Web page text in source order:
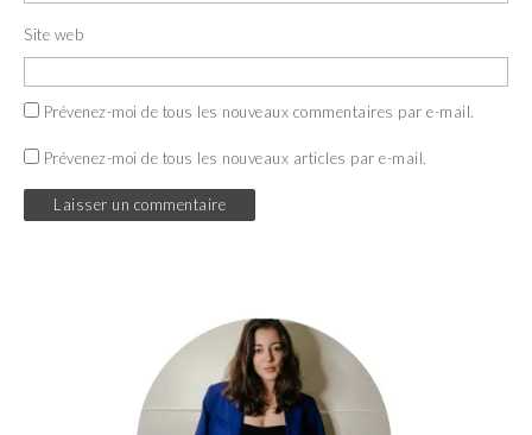
Site web
Prévenez-moi de tous les nouveaux commentaires par e-mail.
Prévenez-moi de tous les nouveaux articles par e-mail.